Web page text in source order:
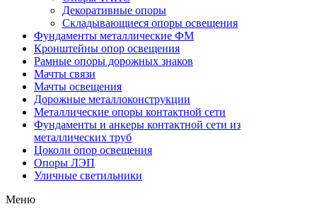
Декоративные опоры
Складывающиеся опоры освещения
Фундаменты металлические ФМ
Кронштейны опор освещения
Рамные опоры дорожных знаков
Мачты связи
Мачты освещения
Дорожные металлоконструкции
Металлические опоры контактной сети
Фундаменты и анкеры контактной сети из
металлических труб
Цоколи опор освещения
Опоры ЛЭП
Уличные светильники
Меню